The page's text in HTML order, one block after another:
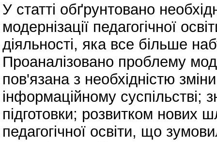
У статті обґрунтовано
модернізації педагогічної
діяльності, яка все більше
Проаналізовано проблему
пов'язана з необхідністю
інформаційному суспільстві;
підготовки; розвитком нових
педагогічної освіти, що